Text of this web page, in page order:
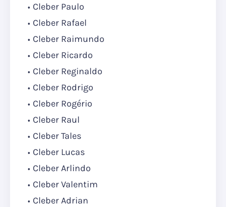
Cleber Paulo
Cleber Rafael
Cleber Raimundo
Cleber Ricardo
Cleber Reginaldo
Cleber Rodrigo
Cleber Rogério
Cleber Raul
Cleber Tales
Cleber Lucas
Cleber Arlindo
Cleber Valentim
Cleber Adrian